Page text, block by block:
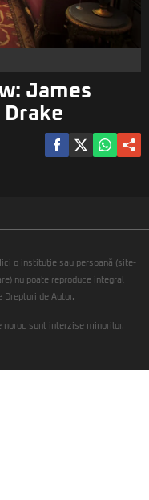
James
Drake
o instituţie sau persoană (site-
nu poate reproduce integral
de Autor.
noroc sunt interzise minorilor.